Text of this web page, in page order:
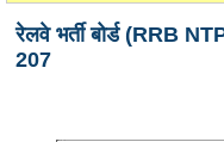
RRB Portal - हिन्दी
रेलवे भर्ती बोर्ड (RRB
207